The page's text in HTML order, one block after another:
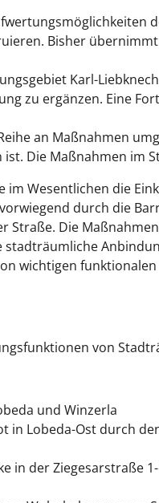
Bisher
Karl-
zu ergänzen. Eine
an Maßnahmen
Die Maßnahmen im
Wesentlichen die
durch die
Die
wichtigen
von
und Winzerla
in Lobeda-Ost durch
in der Ziegesarstraße